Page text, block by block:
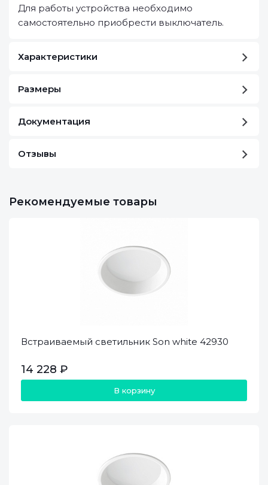
Для работы устройства необходимо
самостоятельно приобрести выключатель.
Характеристики
Размеры
Документация
Отзывы
Рекомендуемые товары
Встраиваемый светильник Son white 42930
14 228 ₽
В корзину